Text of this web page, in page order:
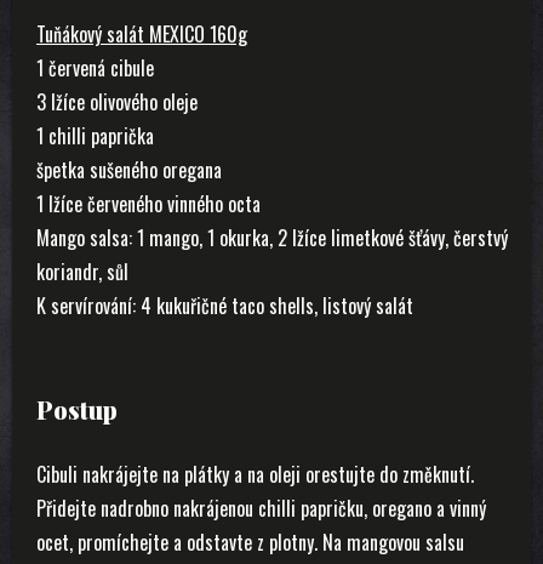
Tuňákový salát MEXICO 160g
1 červená cibule
3 lžíce olivového oleje
1 chilli paprička
špetka sušeného oregana
1 lžíce červeného vinného octa
Mango salsa: 1 mango, 1 okurka, 2 lžíce limetkové šťávy, čerstvý
koriandr, sůl
K servírování: 4 kukuřičné taco shells, listový salát
Postup
Cibuli nakrájejte na plátky a na oleji orestujte do změknutí.
Přidejte nadrobno nakrájenou chilli papričku, oregano a vinný
ocet, promíchejte a odstavte z plotny. Na mangovou salsu